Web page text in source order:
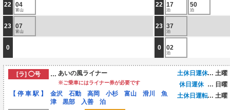
22 04
富山
23 07
富山
0
22 17
泊
50
泊
23 37
泊
0 02
泊
[ラ] ◯号 … あいの風ライナー
※ご乗車にはライナー券が必要です
【 停 車 駅 】
金沢 石動 高岡 小杉 富山 滑川 魚
津 黒部 入善 泊
土休日運休… 土曜
休日運休 … 日
土休日運転… 土曜